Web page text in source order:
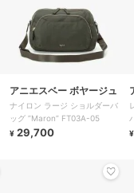
アニエスベー ボヤージュ
ナイロン ラージ ショルダーバ
ッグ ”Maron” FT03A-05
¥ 29,700
¥